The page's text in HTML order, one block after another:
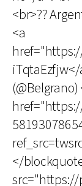
<br>??
<a
(@Belgrano)
</